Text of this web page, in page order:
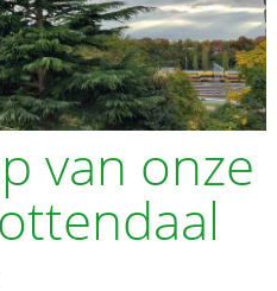
van onze